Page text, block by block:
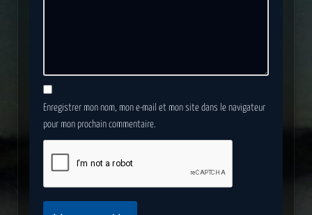
Enregistrer mon nom, mon e-mail et mon site dans le navigateur
pour mon prochain commentaire.